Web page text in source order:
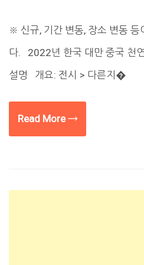
※ 신규, 기간 변동, 장소 변동 등
다. 2022년 한국 대만 중국 천
설명 개요: 전시 > 다른지�
Read More →